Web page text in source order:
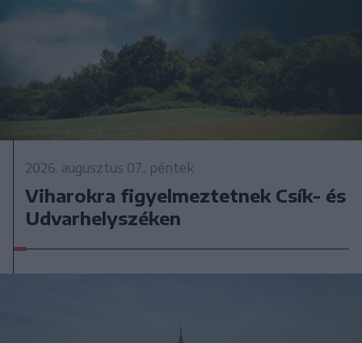
2026. augusztus 07., péntek
Viharokra figyelmeztetnek Csík- és
Udvarhelyszéken